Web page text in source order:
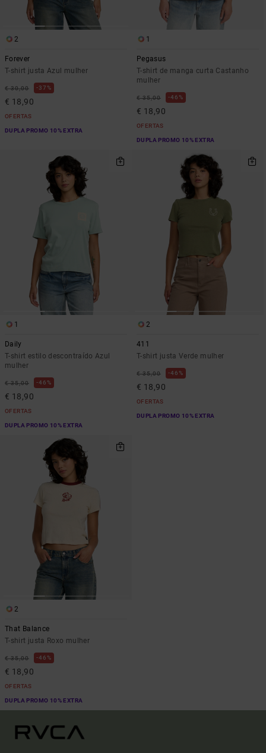
2
Forever
T-shirt justa Azul mulher
€ 30,00 37%
€ 18,90
OFERTAS
DUPLA PROMO 10% EXTRA
1
Pegasus
T-shirt de manga curta Castanho
mulher
€ 35,00 46%
€ 18,90
OFERTAS
DUPLA PROMO 10% EXTRA
1
Daily
T-shirt estilo descontraído Azul
mulher
€ 35,00 46%
€ 18,90
OFERTAS
DUPLA PROMO 10% EXTRA
2
411
T-shirt justa Verde mulher
€ 35,00 46%
€ 18,90
OFERTAS
DUPLA PROMO 10% EXTRA
2
That Balance
T-shirt justa Roxo mulher
€ 35,00 46%
€ 18,90
OFERTAS
DUPLA PROMO 10% EXTRA